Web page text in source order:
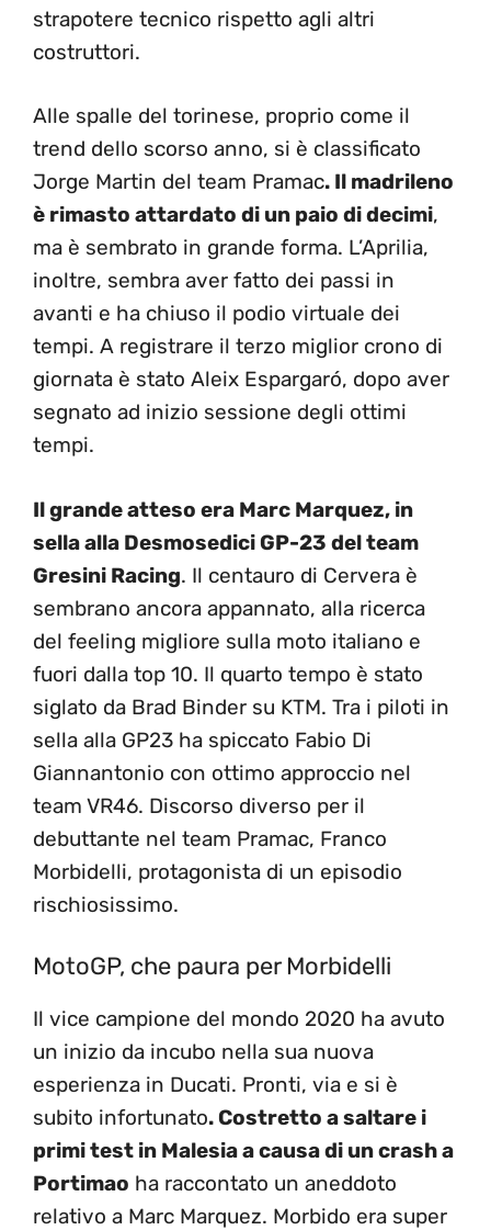
strapotere tecnico rispetto agli altri
costruttori.
Alle spalle del torinese, proprio come il
trend dello scorso anno, si è classificato
Jorge Martin del team Pramac. Il madrileno
è rimasto attardato di un paio di decimi,
ma è sembrato in grande forma. L’Aprilia,
inoltre, sembra aver fatto dei passi in
avanti e ha chiuso il podio virtuale dei
tempi. A registrare il terzo miglior crono di
giornata è stato Aleix Espargaró, dopo aver
segnato ad inizio sessione degli ottimi
tempi.
Il grande atteso era Marc Marquez, in
sella alla Desmosedici GP-23 del team
Gresini Racing. Il centauro di Cervera è
sembrano ancora appannato, alla ricerca
del feeling migliore sulla moto italiano e
fuori dalla top 10. Il quarto tempo è stato
siglato da Brad Binder su KTM. Tra i piloti in
sella alla GP23 ha spiccato Fabio Di
Giannantonio con ottimo approccio nel
team VR46. Discorso diverso per il
debuttante nel team Pramac, Franco
Morbidelli, protagonista di un episodio
rischiosissimo.
MotoGP, che paura per Morbidelli
Il vice campione del mondo 2020 ha avuto
un inizio da incubo nella sua nuova
esperienza in Ducati. Pronti, via e si è
subito infortunato. Costretto a saltare i
primi test in Malesia a causa di un crash a
Portimao ha raccontato un aneddoto
relativo a Marc Marquez. Morbido era super